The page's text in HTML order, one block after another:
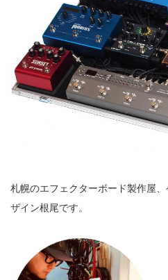
札幌のエフェクターボード製作屋
ザイン根尾です。